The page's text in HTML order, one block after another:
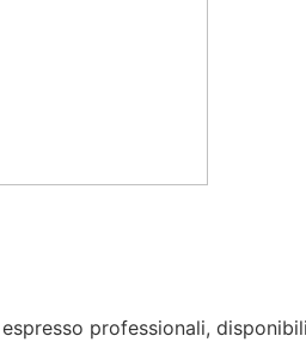
professionali,